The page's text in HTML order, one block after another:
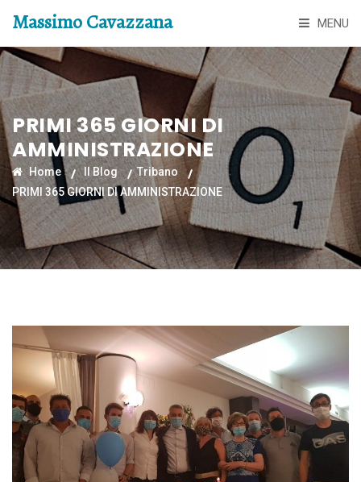
Massimo Cavazzana MENU
PRIMI 365 GIORNI DI
AMMINISTRAZIONE
Home Il Blog
Tribano
PRIMI 365 GIORNI DI AMMINISTRAZIONE